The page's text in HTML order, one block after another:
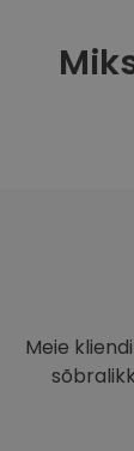
Meie